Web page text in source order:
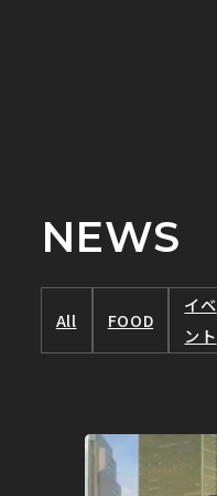
NEWS
All FOOD
イベ
ント